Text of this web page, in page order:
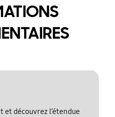
découvrez l’étendue